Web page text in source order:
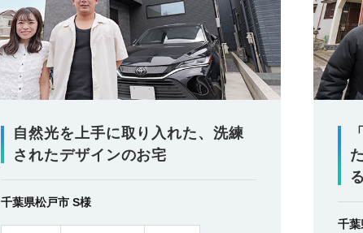
自然光を上手に取り入れた、洗練
されたデザインのお宅
千葉県松戸市 S様
千葉